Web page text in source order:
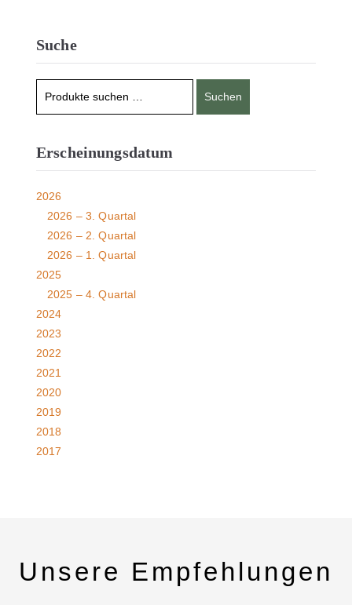
Suche
Suchen
Erscheinungsdatum
2026
2026 – 3. Quartal
2026 – 2. Quartal
2026 – 1. Quartal
2025
2025 – 4. Quartal
2024
2023
2022
2021
2020
2019
2018
2017
Unsere Empfehlungen